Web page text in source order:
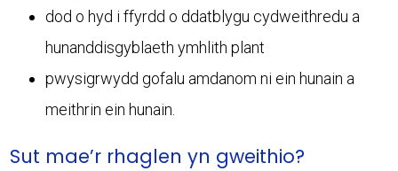
dod o hyd i ffyrdd o ddatblygu cydweithredu a
hunanddisgyblaeth ymhlith plant
pwysigrwydd gofalu amdanom ni ein hunain a
meithrin ein hunain.
Sut mae’r rhaglen yn gweithio?